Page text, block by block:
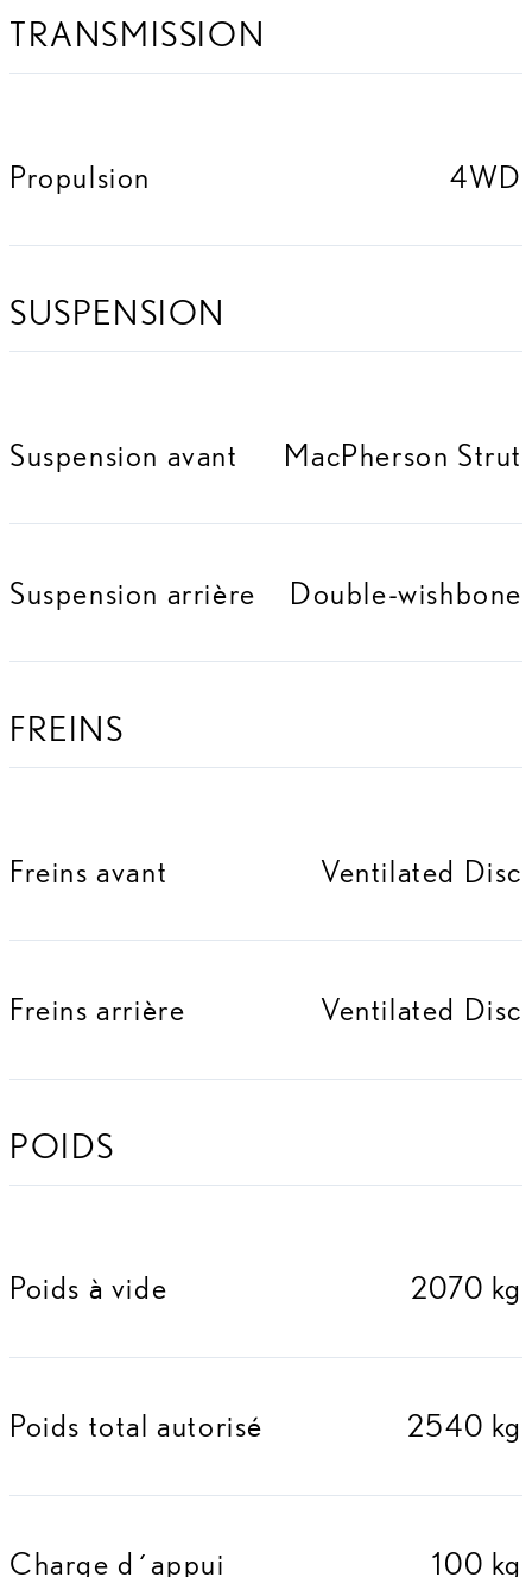
TRANSMISSION
Propulsion 4WD
SUSPENSION
Suspension avant MacPherson Strut
Suspension arrière Double-wishbone
FREINS
Freins avant Ventilated Disc
Freins arrière Ventilated Disc
POIDS
Poids à vide 2070 kg
Poids total autorisé 2540 kg
Charge d´appui 100 kg